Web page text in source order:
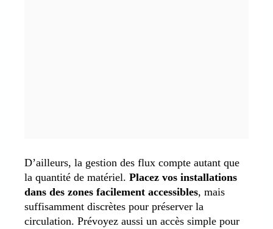
D’ailleurs, la gestion des flux compte autant que
la quantité de matériel. Placez vos installations
dans des zones facilement accessibles, mais
suffisamment discrètes pour préserver la
circulation. Prévoyez aussi un accès simple pour